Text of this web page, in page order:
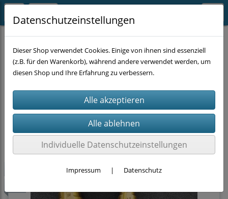
PARKSIDE Deals
Sortierung wählen
Filter
Datenschutzeinstellungen
Dieser Shop verwendet Cookies. Einige von ihnen sind essenziell
(z.B. für den Warenkorb), während andere verwendet werden, um
diesen Shop und Ihre Erfahrung zu verbessern.
Individuelle Datenschutzeinstellungen
Impressum | Datenschutz